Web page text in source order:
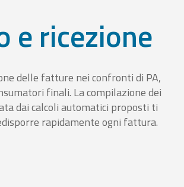
e ricezione
delle fatture nei confronti di PA,
finali. La compilazione dei
dai calcoli automatici proposti ti
rapidamente ogni fattura.